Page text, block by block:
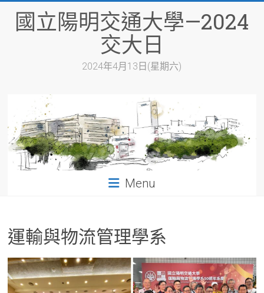
content國立陽明交通大學—2024
交大日
2024年4月13日(星期六)
Menu
運輸與物流管理學系